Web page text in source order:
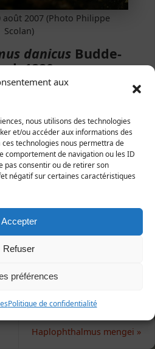
aux
nous utilisons des technologies
et/ou accéder aux informations des
technologies nous permettra de
comportement de navigation ou les ID
pas consentir ou de retirer son
négatif sur certaines caractéristiques
Accepter
Refuser
préférences
Politique de confidentialité
2007 (Photo Philippe
Scolan)
danicusBudde-
1880
| Arthropoda | Crustacea |
| Trichoniscidae
l'Europe.
dans la moitié
cantonné à des habitats
Haplophthalmus mengei »